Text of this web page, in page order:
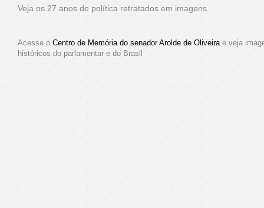
Veja os 27 anos de política retratados em imagens
Acesse o Centro de Memória do senador Arolde de Oliveirae veja
históricos do parlamentar e do Brasil